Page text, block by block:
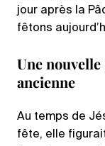
jour après la
fêtons
Une
ancienne
Au temps de
fête, elle